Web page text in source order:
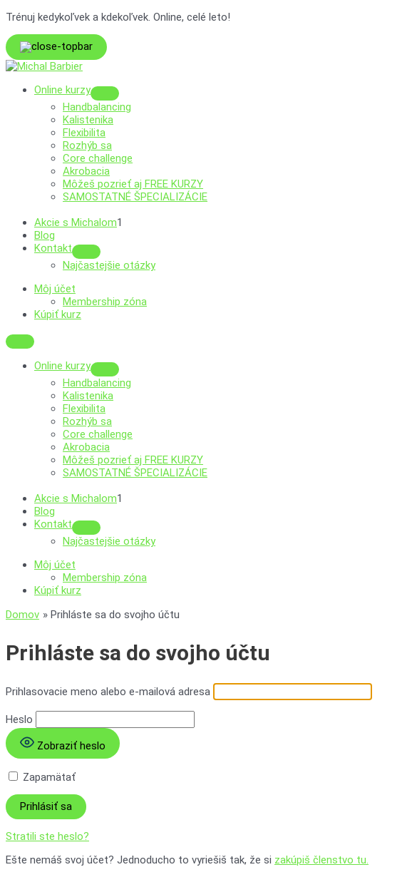
Preskočiť
obsah
Trénuj kedykoľvek a kdekoľvek. Online, celé leto!
Online kurzy
Menu
Toggle
Handbalancing
Kalistenika
Flexibilita
Rozhýb sa
Core challenge
Akrobacia
Môžeš pozrieť aj FREE KURZY
SAMOSTATNÉ ŠPECIALIZÁCIE
Akcie s Michalom1
Blog
Kontakt
Menu
Toggle
Najčastejšie otázky
Môj účet
Membership zóna
Kúpiť kurz
Online kurzy
Menu
Toggle
Handbalancing
Kalistenika
Flexibilita
Rozhýb sa
Core challenge
Akrobacia
Môžeš pozrieť aj FREE KURZY
SAMOSTATNÉ ŠPECIALIZÁCIE
Akcie s Michalom1
Blog
Kontakt
Menu
Toggle
Najčastejšie otázky
Môj účet
Membership zóna
Kúpiť kurz
Domov
Prihláste sa do svojho účtu
Prihláste sa do svojho účtu
Prihlasovacie meno alebo e-mailová adresa
Heslo
Zobraziť heslo
Zapamätať
Stratili ste heslo?
Ešte nemáš svoj účet? Jednoducho to vyriešiš tak, že si zakúpiš členstvo tu.